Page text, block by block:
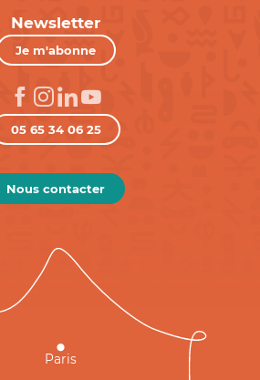
Newsletter
Je m'abonne
05 65 34 06 25
Nous contacter
Paris